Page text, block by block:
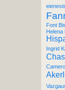
eienesis
Font
Helena
Ingrid